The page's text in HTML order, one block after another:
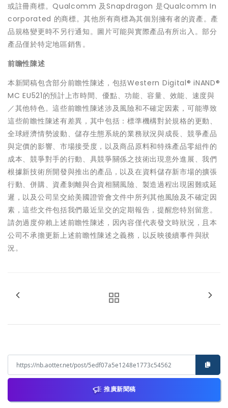
或註冊商標。Qualcomm 及Snapdragon 是Qualcomm In
corporated 的商標。其他所有商標為其個別擁有者的資產。產
品規格變更時不另行通知。圖片可能與實際產品有所出入。部分
產品僅於特定地區銷售。
前瞻性陳述
本新聞稿包含部分前瞻性陳述，包括Western Digital® iNAND®
MC EU521的預計上市時間、優點、功能、容量、效能、速度與
／其他特色。這些前瞻性陳述涉及風險和不確定因素，可能導致
這些前瞻性陳述有差異，其中包括：標準機構對於規格的更動、
全球經濟情勢波動、儲存生態系統的業務狀況與成長、競爭產品
與定價的影響、市場接受度，以及商品原料和特殊產品零組件的
成本、競爭對手的行動、具競爭關係之技術出現意外進展、我們
根據新技術所開發與推出的產品，以及在資料儲存新市場的擴張
行動、併購、資產剝離與合資相關風險、製造過程出現困難或延
遲，以及公司呈交給美國證管會文件中所列其他風險及不確定因
素，這些文件包括我們最近呈交的定期報告，提醒您特別留意。
請勿過度仰賴上述前瞻性陳述，因內容僅代表發文時狀況，且本
公司不承擔更新上述前瞻性陳述之義務，以反映後續事件與狀
況。
推廣新聞稿